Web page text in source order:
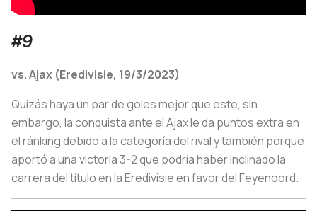
#9
vs. Ajax (Eredivisie, 19/3/2023)
Quizás haya un par de goles mejor que este, sin
embargo, la conquista ante el Ajax le da puntos extra en
el ránking debido a la categoría del rival y también porque
aportó a una victoria 3-2 que podría haber inclinado la
carrera del título en la Eredivisie en favor del Feyenoord.